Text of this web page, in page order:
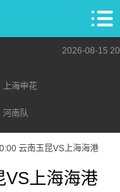
2026-08-15
上海申花
河南队
云南玉昆VS上海海港
VS上海海港